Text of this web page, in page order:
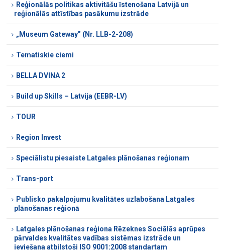
Reģionālās politikas aktivitāšu īstenošana Latvijā un
reģionālās attīstības pasākumu izstrāde
„Museum Gateway” (Nr. LLB-2-208)
Tematiskie ciemi
BELLA DVINA 2
Build up Skills – Latvija (EEBR-LV)
TOUR
Region Invest
Speciālistu piesaiste Latgales plānošanas reģionam
Trans-port
Publisko pakalpojumu kvalitātes uzlabošana Latgales
plānošanas reģionā
Latgales plānošanas reģiona Rēzeknes Sociālās aprūpes
pārvaldes kvalitātes vadības sistēmas izstrāde un
ieviešana atbilstoši ISO 9001:2008 standartam